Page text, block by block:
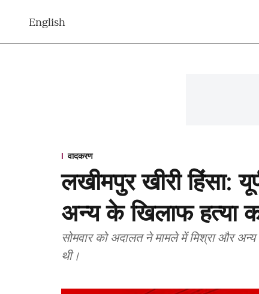
English
वादकरण
लखीमपुर खीरी हिंसा:
अन्य के खिलाफ हत्या
सोमवार को अदालत ने मामले में मिश्रा और
थी।